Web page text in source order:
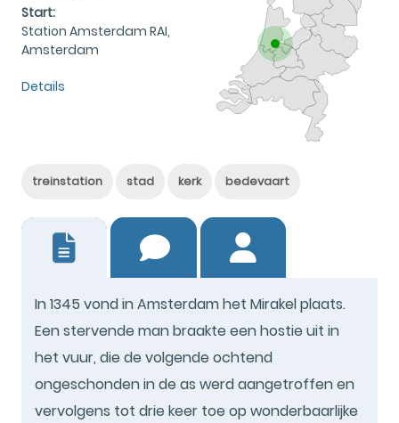
Start:
Station Amsterdam RAI,
Amsterdam
Details
treinstation stad kerk bedevaart
In 1345 vond in Amsterdam het Mirakel plaats.
Een stervende man braakte een hostie uit in
het vuur, die de volgende ochtend
ongeschonden in de as werd aangetroffen en
vervolgens tot drie keer toe op wonderbaarlijke